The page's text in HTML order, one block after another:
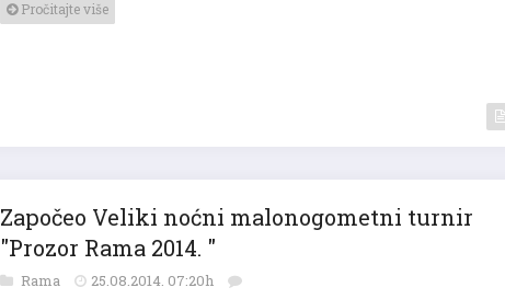
Pročitajte više
Započeo Veliki noćni malonogometni turnir
"Prozor Rama 2014. "
Rama 25.08.2014. 07:20h